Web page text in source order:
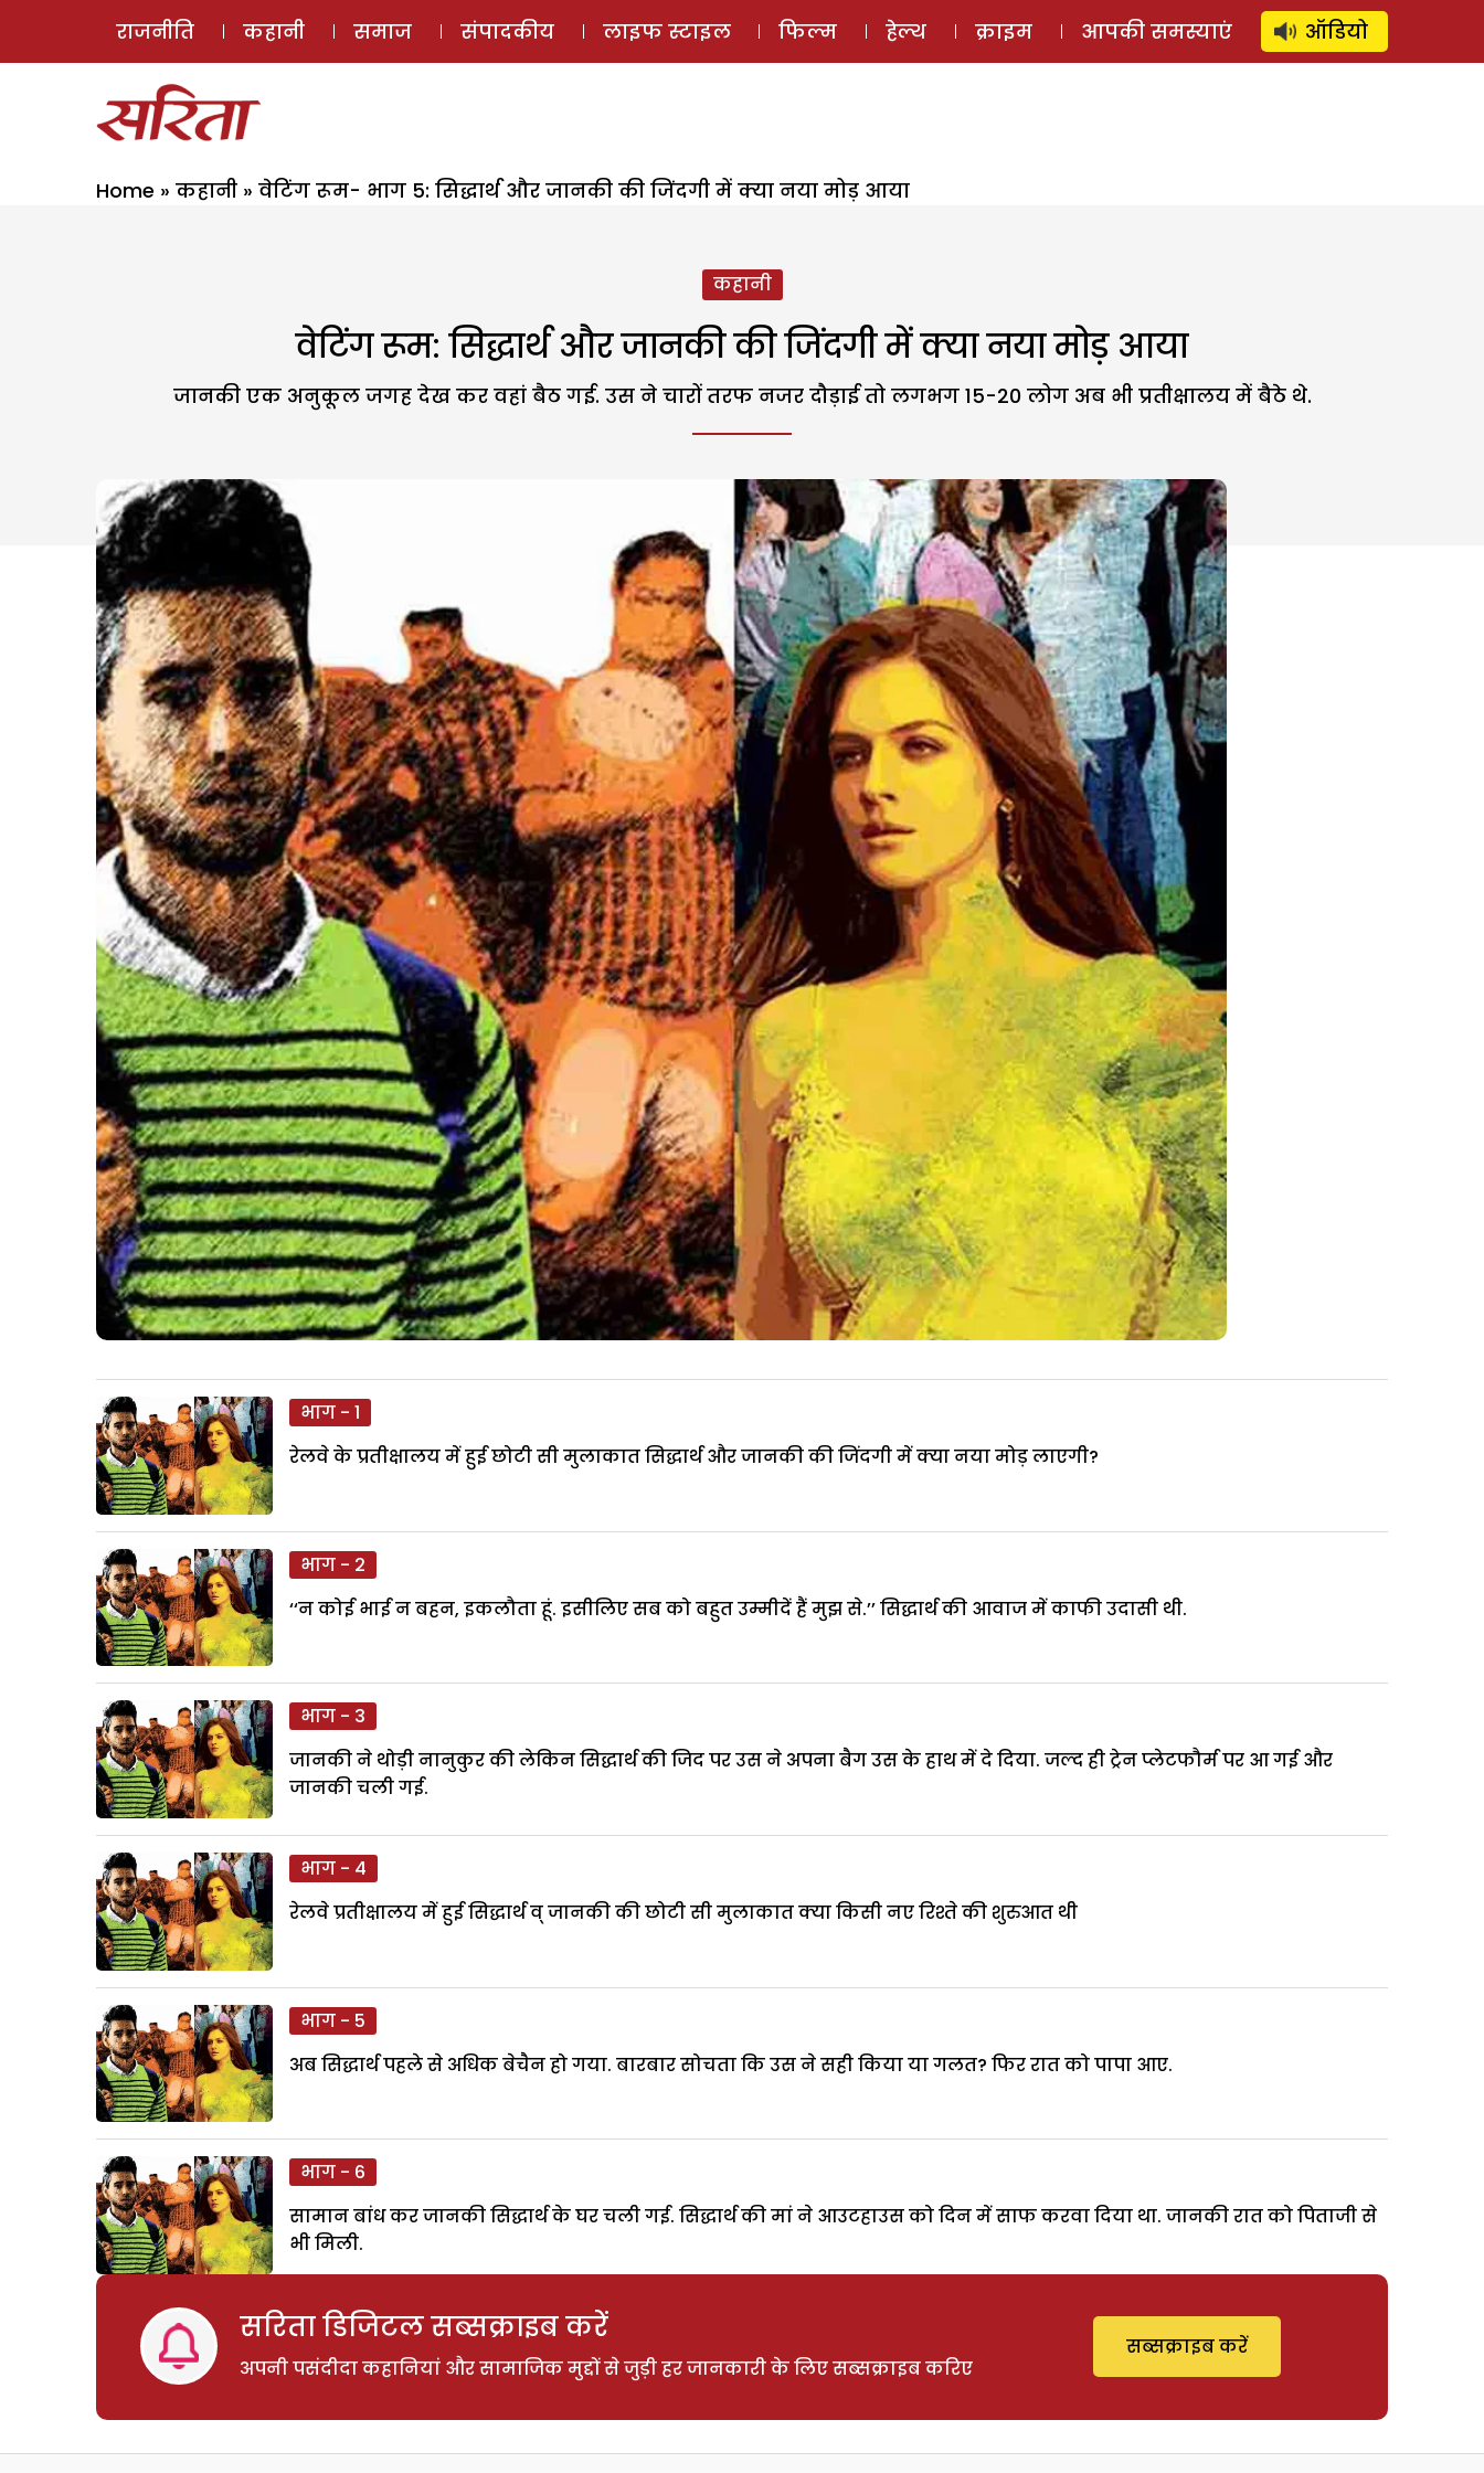
ई-मैगज़ीन ऑडियो स्टोरी लॉग इन ⚲ SUBSCRIBE
राजनीति कहानी समाज संपादकीय लाइफ स्टाइल फिल्म हेल्थ क्राइम आपकी समस्याएं ऑडियो
Home » कहानी » वेटिंग रूम- भाग 5: सिद्धार्थ और जानकी की जिंदगी में क्या नया मोड़ आया
कहानी
वेटिंग रूम: सिद्धार्थ और जानकी की जिंदगी में क्या नया मोड़ आया
जानकी एक अनुकूल जगह देख कर वहां बैठ गई. उस ने चारों तरफ नजर दौड़ाई तो लगभग 15-20 लोग अब भी प्रतीक्षालय में बैठे थे.
भाग - 1
रेलवे के प्रतीक्षालय में हुई छोटी सी मुलाकात सिद्धार्थ और जानकी की जिंदगी में क्या नया मोड़ लाएगी?
भाग - 2
‘‘न कोई भाई न बहन, इकलौता हूं. इसीलिए सब को बहुत उम्मीदें हैं मुझ से.’’ सिद्धार्थ की आवाज में काफी उदासी थी.
भाग - 3
जानकी ने थोड़ी नानुकुर की लेकिन सिद्धार्थ की जिद पर उस ने अपना बैग उस के हाथ में दे दिया. जल्द ही ट्रेन प्लेटफौर्म पर आ गई और
जानकी चली गई.
भाग - 4
रेलवे प्रतीक्षालय में हुई सिद्धार्थ व् जानकी की छोटी सी मुलाकात क्या किसी नए रिश्ते की शुरुआत थी
भाग - 5
अब सिद्धार्थ पहले से अधिक बेचैन हो गया. बारबार सोचता कि उस ने सही किया या गलत? फिर रात को पापा आए.
भाग - 6
सामान बांध कर जानकी सिद्धार्थ के घर चली गई. सिद्धार्थ की मां ने आउटहाउस को दिन में साफ करवा दिया था. जानकी रात को पिताजी से
भी मिली.
सरिता डिजिटल सब्सक्राइब करें
अपनी पसंदीदा कहानियां और सामाजिक मुद्दों से जुड़ी हर जानकारी के लिए सब्सक्राइब करिए
सब्सक्राइब करें